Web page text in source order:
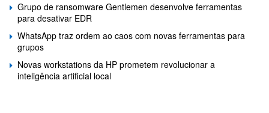
Grupo de ransomware Gentlemen desenvolve ferramentas
para desativar EDR
WhatsApp traz ordem ao caos com novas ferramentas para
grupos
Novas workstations da HP prometem revolucionar a
inteligência artificial local